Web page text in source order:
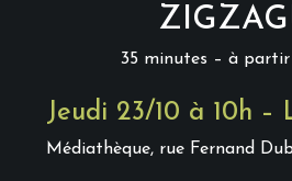
35 minutes – à partir
Jeudi 23/10 à 10h –
Médiathèque, rue Fernand